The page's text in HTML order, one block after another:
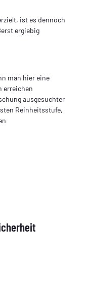
ist es dennoch
ergiebig
man hier eine
erreichen
ausgesuchter
Reinheitsstufe,